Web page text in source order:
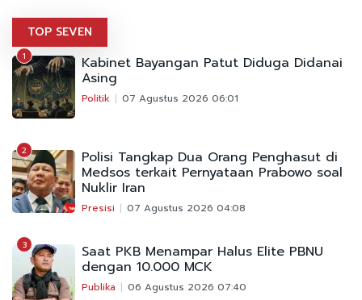
TOP SEVEN
1 Kabinet Bayangan Patut Diduga Didanai
Asing
Politik 07 Agustus 2026 06:01
2 Polisi Tangkap Dua Orang Penghasut di
Medsos terkait Pernyataan Prabowo soal
Nuklir Iran
Presisi 07 Agustus 2026 04:08
3 Saat PKB Menampar Halus Elite PBNU
dengan 10.000 MCK
Publika 06 Agustus 2026 07:40